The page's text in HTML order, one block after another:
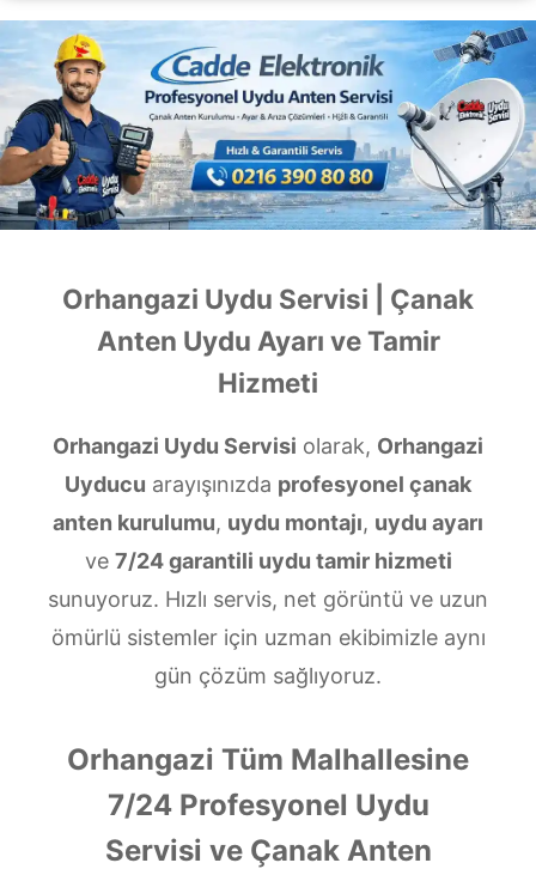
Orhangazi Uydu Servisi | Çanak
Anten Uydu Ayarı ve Tamir
Hizmeti
Orhangazi Uydu Servisi olarak, Orhangazi
Uyducu arayışınızda profesyonel çanak
anten kurulumu, uydu montajı, uydu ayarı
ve 7/24 garantili uydu tamir hizmeti
sunuyoruz. Hızlı servis, net görüntü ve uzun
ömürlü sistemler için uzman ekibimizle aynı
gün çözüm sağlıyoruz.
Orhangazi Tüm Malhallesine
7/24 Profesyonel Uydu
Servisi ve Çanak Anten